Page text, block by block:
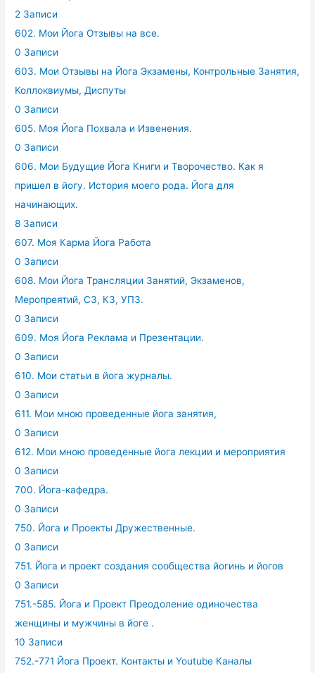
2 Записи
602. Мои Йога Отзывы на все.
0 Записи
603. Мои Отзывы на Йога Экзамены, Контрольные Занятия,
Коллоквиумы, Диспуты
0 Записи
605. Моя Йога Похвала и Извенения.
0 Записи
606. Мои Будущие Йога Книги и Творочество. Как я
пришел в йогу. История моего рода. Йога для
начинающих.
8 Записи
607. Моя Карма Йога Работа
0 Записи
608. Мои Йога Трансляции Занятий, Экзаменов,
Меропреятий, СЗ, КЗ, УПЗ.
0 Записи
609. Моя Йога Реклама и Презентации.
0 Записи
610. Мои статьи в йога журналы.
0 Записи
611. Мои мною проведенные йога занятия,
0 Записи
612. Мои мною проведенные йога лекции и мероприятия
0 Записи
700. Йога-кафедра.
0 Записи
750. Йога и Проекты Дружественные.
0 Записи
751. Йога и проект создания сообщества йогинь и йогов
0 Записи
751.-585. Йога и Проект Преодоление одиночества
женщины и мужчины в йоге .
10 Записи
752.-771 Йога Проект. Контакты и Youtube Каналы